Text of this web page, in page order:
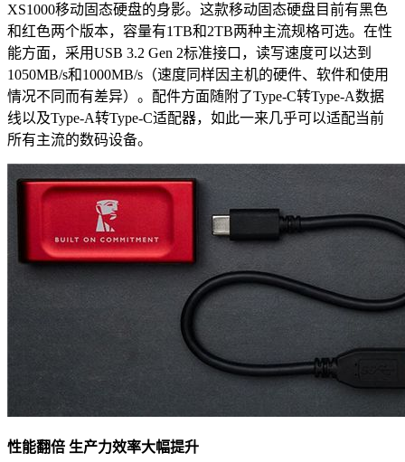
XS1000移动固态硬盘的身影。这款移动固态硬盘目前有黑色
和红色两个版本，容量有1TB和2TB两种主流规格可选。在性
能方面，采用USB 3.2 Gen 2标准接口，读写速度可以达到
1050MB/s和1000MB/s（速度同样因主机的硬件、软件和使用
情况不同而有差异）。配件方面随附了Type-C转Type-A数据
线以及Type-A转Type-C适配器，如此一来几乎可以适配当前
所有主流的数码设备。
性能翻倍 生产力效率大幅提升